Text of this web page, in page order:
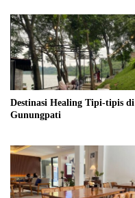
Destinasi Healing Tipi-tipis di
Gunungpati